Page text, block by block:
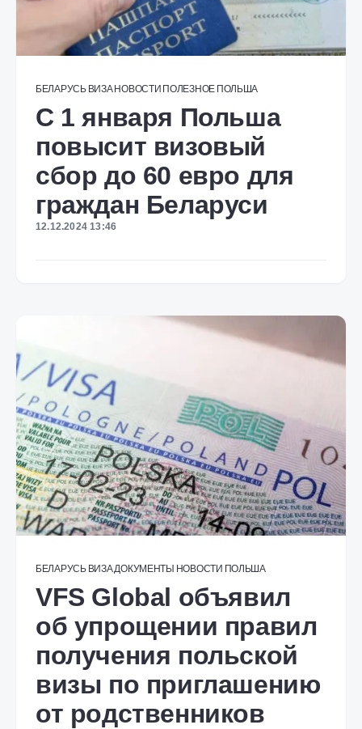
БЕЛАРУСЬ ВИЗА НОВОСТИ ПОЛЕЗНОЕ ПОЛЬША
С 1 января Польша
повысит визовый
сбор до 60 евро для
граждан Беларуси
12.12.2024 13:46
БЕЛАРУСЬ ВИЗАДОКУМЕНТЫ НОВОСТИ ПОЛЬША
VFS Global объявил
об упрощении правил
получения польской
визы по приглашению
от родственников